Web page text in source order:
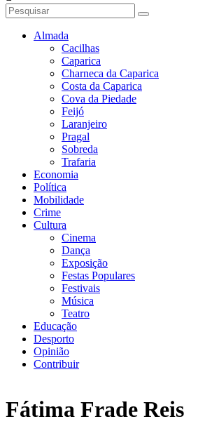
Almada
Cacilhas
Caparica
Charneca da Caparica
Costa da Caparica
Cova da Piedade
Feijó
Laranjeiro
Pragal
Sobreda
Trafaria
Economia
Política
Mobilidade
Crime
Cultura
Cinema
Dança
Exposição
Festas Populares
Festivais
Música
Teatro
Educação
Desporto
Opinião
Contribuir
Fátima Frade Reis